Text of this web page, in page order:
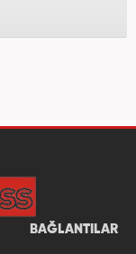
BAĞLANTILAR